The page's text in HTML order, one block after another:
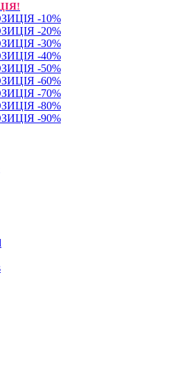
-10%
-20%
-30%
-40%
-50%
-60%
-70%
-80%
-90%